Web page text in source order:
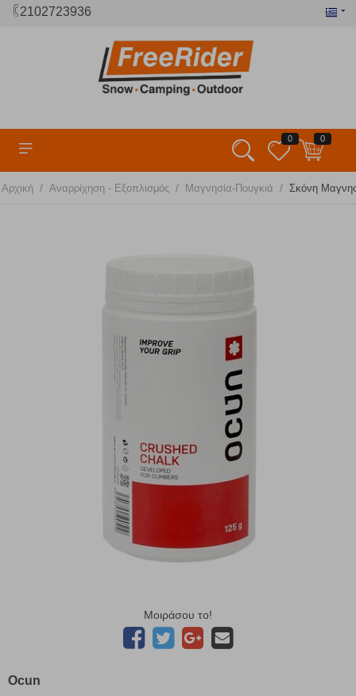
2102723936
0 0
Αρχική / Αναρρίχηση - Εξοπλισμός / Μαγνησία-Πουγκιά / Σκόνη
Μοιράσου το!
Ocun